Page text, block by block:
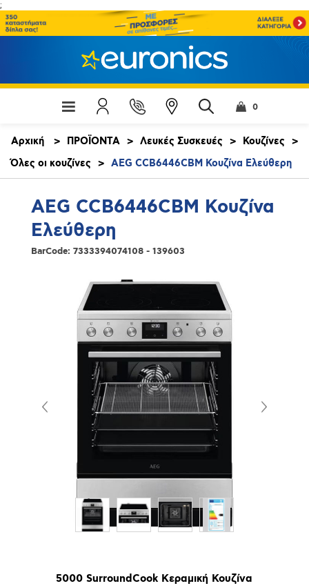
;
0
Αρχική > ΠΡΟΪΟΝΤΑ > Λευκές Συσκευές > Κουζίνες
>
Όλες οι κουζίνες
> AEG CCB6446CBM Κουζίνα Ελεύθερη
AEG CCB6446CBM Κουζίνα
Ελεύθερη
BarCode: 7333394074108 - 139603
5000 SurroundCook Κεραμική Κουζίνα